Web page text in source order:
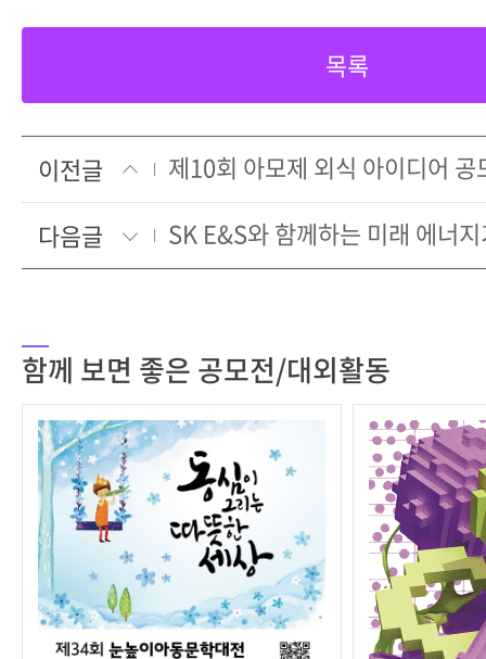
목록
이전글
제10회 아모제 외식 아이디어 공
다음글
함께 보면 좋은 공모전/대외활동